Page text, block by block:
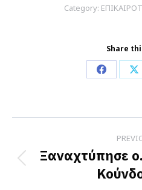
Category:
Share
Share
X
navigation
Ξαναχτύπησε